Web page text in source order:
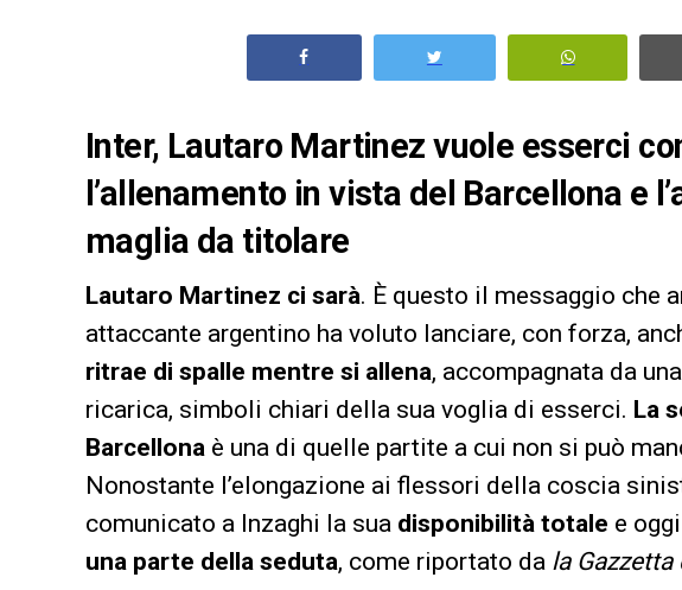
Inter, Lautaro Martinez vuole esserci
l’allenamento in vista del Barcellona e
maglia da titolare
Lautaro Martinez ci sarà. È questo il messaggio che
attaccante argentino ha voluto lanciare, con forza,
ritrae di spalle mentre si allena, accompagnata da
ricarica, simboli chiari della sua voglia di esserci. La
Barcellona è una di quelle partite a cui non si può
Nonostante l’elongazione ai flessori della coscia
comunicato a Inzaghi la sua disponibilità totale e
una parte della seduta, come riportato da la